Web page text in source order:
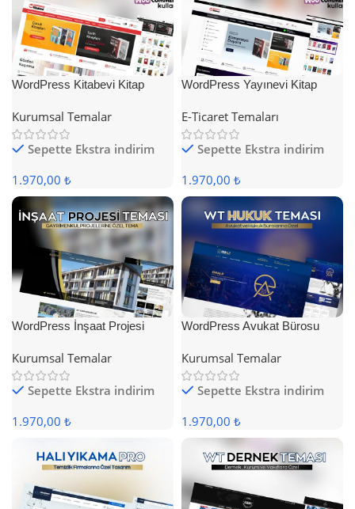
WordPress Kitabevi Kitap
Kurumsal Temalar
Sepette Ekstra indirim
1.970,00 ₺
WordPress Yayınevi Kitap
E-Ticaret Temaları
Sepette Ekstra indirim
1.970,00 ₺
WordPress İnşaat Projesi
Kurumsal Temalar
Sepette Ekstra indirim
1.970,00 ₺
WordPress Avukat Bürosu
Kurumsal Temalar
Sepette Ekstra indirim
1.970,00 ₺